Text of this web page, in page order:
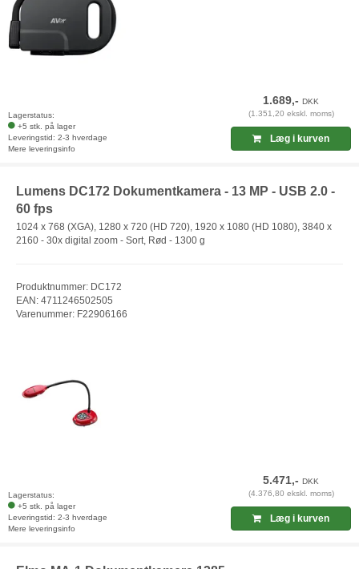
Lagerstatus:
+5 stk. på lager
Leveringstid: 2-3 hverdage
Mere leveringsinfo
1.689,-DKK
(1.351,20 ekskl. moms)
Læg i kurven
Lumens DC172 Dokumentkamera - 13 MP - USB 2.0 -
60 fps
1024 x 768 (XGA), 1280 x 720 (HD 720), 1920 x 1080 (HD 1080), 3840 x
2160 - 30x digital zoom - Sort, Rød - 1300 g
Produktnummer: DC172
EAN: 4711246502505
Varenummer: F22906166
Lagerstatus:
+5 stk. på lager
Leveringstid: 2-3 hverdage
Mere leveringsinfo
5.471,-DKK
(4.376,80 ekskl. moms)
Læg i kurven